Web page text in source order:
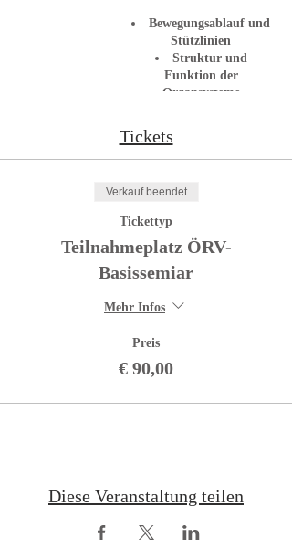
Bewegungsablauf und
Stützlinien
Struktur und
Funktion der
Organsysteme
Erkrankungen des
Junghundes /alten
Genetik
Gesundheitskontrolle /
Prophylaxe
Erste Hilfe am Hund
Erziehungsmethoden
Lernmethodik und
Ausdrucksverhalten des
Aggressionsverhalten
Rassespezifisches Verhalten
Entwicklung
Tickets
Verkauf beendet
Tickettyp
Teilnahmeplatz ÖRV-
Basissemiar
Mehr Infos
Preis
€ 90,00
Diese Veranstaltung teilen